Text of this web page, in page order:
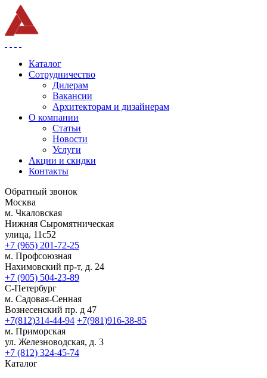
Каталог
Сотрудничество
Дилерам
Вакансии
Архитекторам и дизайнерам
О компании
Статьи
Новости
Услуги
Акции и скидки
Контакты
Обратный звонок
Москва
м. Чкаловская
Нижняя Сыромятническая
улица, 11с52
+7 (965) 201-72-25
м. Профсоюзная
Нахимовский пр-т, д. 24
+7 (905) 504-23-89
С-Петербург
м. Садовая-Сенная
Вознесенский пр. д 47
+7(812)314-44-94 +7(981)916-38-85
м. Приморская
ул. Железноводская, д. 3
+7 (812) 324-45-74
Каталог